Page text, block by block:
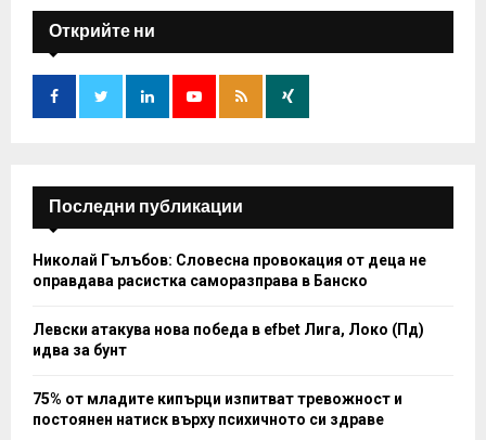
f
o
:
E
A
H
Открийте ни
Последни публикации
Николай Гълъбов: Словесна провокация от деца не
оправдава расистка саморазправа в Банско
Левски атакува нова победа в efbet Лига, Локо (Пд)
идва за бунт
75% от младите кипърци изпитват тревожност и
постоянен натиск върху психичното си здраве